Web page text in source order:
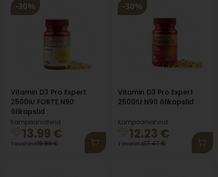
-30%
Vitamin D3 Pro Expert
2500IU FORTE N90
õlikapslid
Kampaaniahind:
13.99 €
Tavahind19.99€
-30%
Vitamin D3 Pro Expert
2500IU N90 õlikapslid
Kampaaniahind:
12.23 €
Tavahind17.47€